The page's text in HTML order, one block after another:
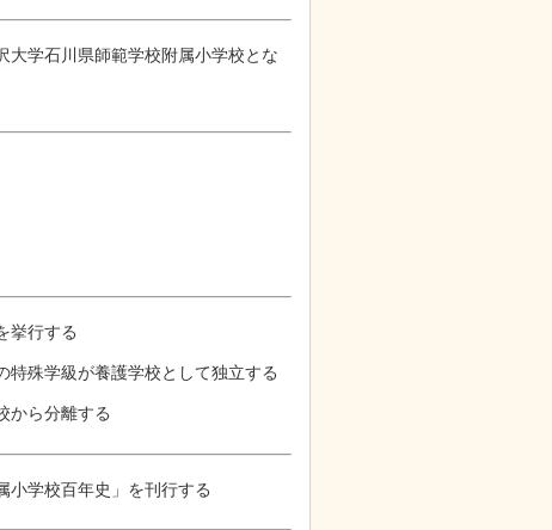
大学石川県師範学校附属小学校とな
挙行する
殊学級が養護学校として独立する
から分離する
小学校百年史」を刊行する